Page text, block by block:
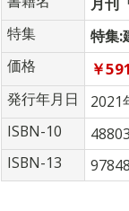
特集
特集:
価格
￥591
発行年月日
2021
ISBN-10
ISBN-13